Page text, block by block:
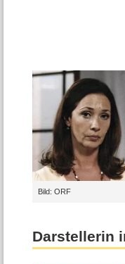
Bild: ORF
Darstellerin